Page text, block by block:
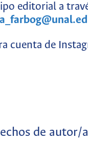
editorial a
cuenta de
de autor/a